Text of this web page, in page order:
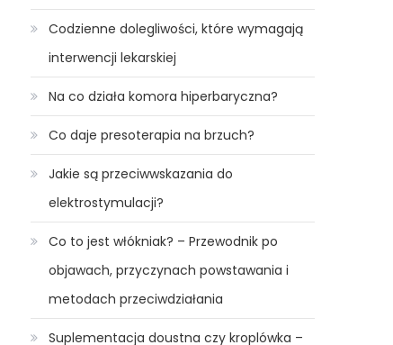
Codzienne dolegliwości, które wymagają
interwencji lekarskiej
Na co działa komora hiperbaryczna?
Co daje presoterapia na brzuch?
Jakie są przeciwwskazania do
elektrostymulacji?
Co to jest włókniak? – Przewodnik po
objawach, przyczynach powstawania i
metodach przeciwdziałania
Suplementacja doustna czy kroplówka –